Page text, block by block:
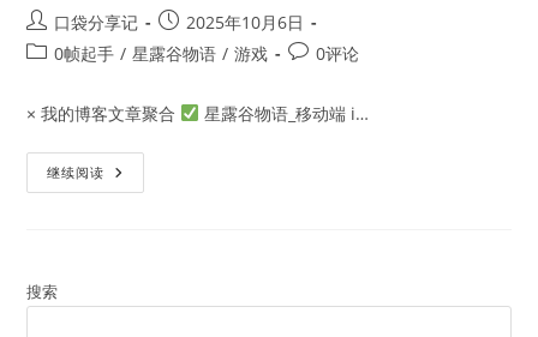
Post
author:
口袋分享记
Post
published:
2025年10月6日
Post0帧起手 / 星露谷物语 / 游戏
Post0评论
× 我的博客文章聚合 星露谷物语_移动端 i…
继续阅读 星
露
录
搜索